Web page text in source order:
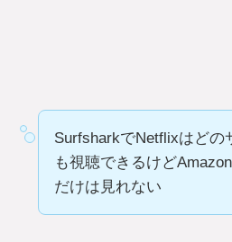
SurfsharkでNetflixはどの
も視聴できるけど
だけは見れない